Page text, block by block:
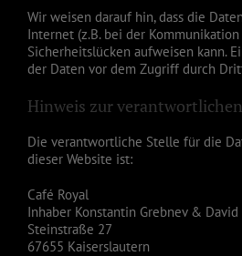
Wir weisen darauf hin, dass die
Internet (z.B. bei der
Sicherheitslücken aufweisen kann.
der Daten vor dem Zugriff durch
Hinweis zur
Die verantwortliche Stelle für die
dieser Website ist:
Café Royal
Inhaber Konstantin Grebnev & David
Steinstraße 27
67655 Kaiserslautern